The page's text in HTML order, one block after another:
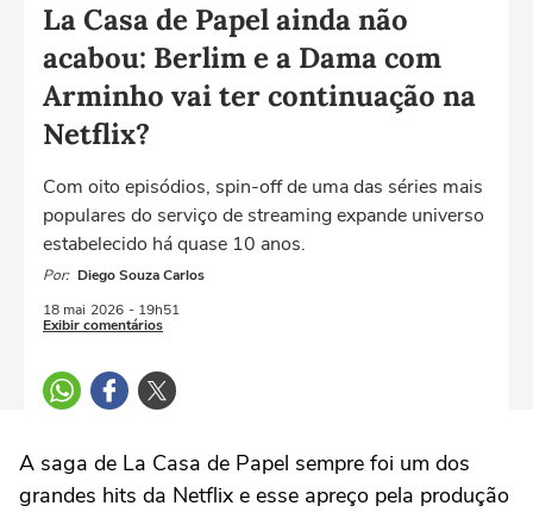
La Casa de Papel ainda não
acabou: Berlim e a Dama com
Arminho vai ter continuação na
Netflix?
Com oito episódios, spin-off de uma das séries mais
populares do serviço de streaming expande universo
estabelecido há quase 10 anos.
Por: Diego Souza Carlos
18 mai 2026 - 19h51
Exibir comentários
A saga de La Casa de Papel sempre foi um dos
grandes hits da Netflix e esse apreço pela produção